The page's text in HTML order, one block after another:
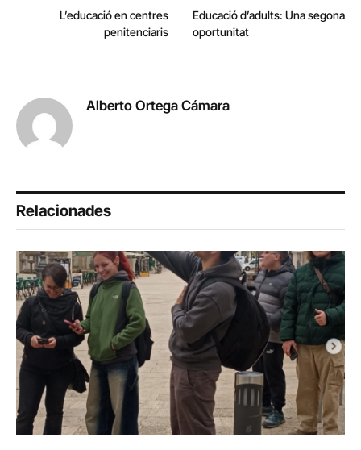
L’educació en centres
penitenciaris
Educació d’adults: Una segona
oportunitat
Alberto Ortega Cámara
Relacionades